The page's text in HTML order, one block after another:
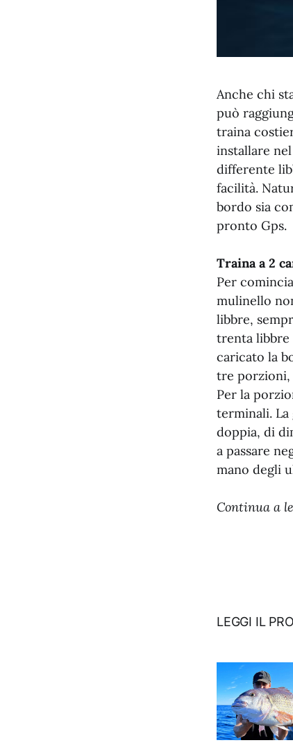
Anche chi
può
traina
installare
differente
facilità.
bordo sia
pronto Gps.
Traina a 2
Per
mulinello
libbre,
trenta libbre
caricato la
tre porzioni,
Per la
terminali. La
doppia, di
a passare
mano degli
Continua a
LEGGI IL